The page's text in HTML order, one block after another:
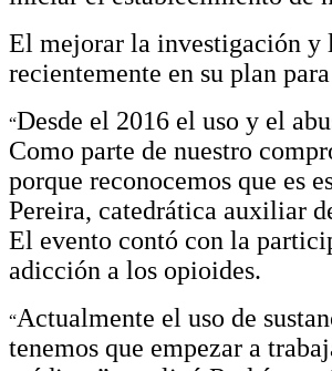
El mejorar la investigación y
recientemente en su plan
“Desde el 2016 el uso y el
Como parte de nuestro
porque reconocemos que es
Pereira, catedrática auxiliar
El evento contó con la
adicción a los opioides.
“Actualmente el uso de
tenemos que empezar a